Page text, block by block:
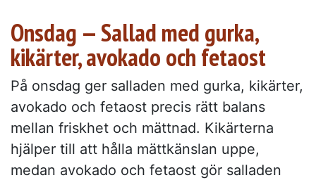
Onsdag — Sallad med gurka,
kikärter, avokado och fetaost
På onsdag ger salladen med gurka, kikärter,
avokado och fetaost precis rätt balans
mellan friskhet och mättnad. Kikärterna
hjälper till att hålla mättkänslan uppe,
medan avokado och fetaost gör salladen